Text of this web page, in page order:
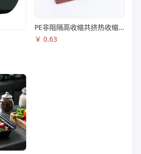
PE非阻隔高收缩共挤热收缩膜S83
￥ 0.63